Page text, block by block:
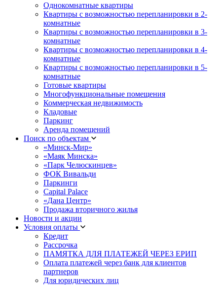
Однокомнатные квартиры
Квартиры с возможностью перепланировки в 2-
комнатные
Квартиры с возможностью перепланировки в 3-
комнатные
Квартиры с возможностью перепланировки в 4-
комнатные
Квартиры с возможностью перепланировки в 5-
комнатные
Готовые квартиры
Многофункциональные помещения
Коммерческая недвижимость
Кладовые
Паркинг
Аренда помещений
Поиск по объектам
«Минск-Мир»
«Маяк Минска»
«Парк Челюскинцев»
ФОК Вивальди
Паркинги
Capital Palace
«Дана Центр»
Продажа вторичного жилья
Новости и акции
Условия оплаты
Кредит
Рассрочка
ПАМЯТКА ДЛЯ ПЛАТЕЖЕЙ ЧЕРЕЗ ЕРИП
Оплата платежей через банк для клиентов
партнеров
Для юридических лиц